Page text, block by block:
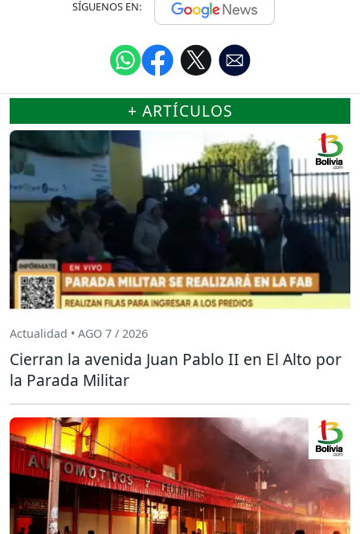
SÍGUENOS EN:
+ ARTÍCULOS
Actualidad • AGO 7 / 2026
Cierran la avenida Juan Pablo II en El Alto por
la Parada Militar